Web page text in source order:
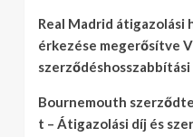
Real Madrid átigazolási
érkezése megerősítve
Bournemouth
t – Átigazolási díj és